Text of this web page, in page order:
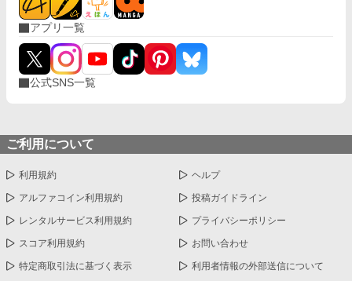
アプリ一覧
公式SNS一覧
ご利用について
利用規約 ヘルプ
アルファコイン利用規約 投稿ガイドライン
レンタルサービス利用規約 プライバシーポリシー
スコア利用規約 お問い合わせ
特定商取引法に基づく表示 利用者情報の外部送信について